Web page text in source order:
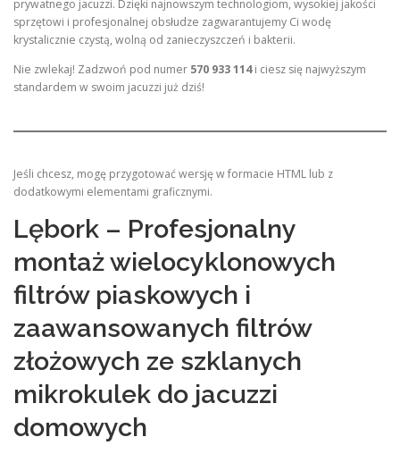
prywatnego jacuzzi. Dzięki najnowszym technologiom, wysokiej jakości
sprzętowi i profesjonalnej obsłudze zagwarantujemy Ci wodę
krystalicznie czystą, wolną od zanieczyszczeń i bakterii.
Nie zwlekaj! Zadzwoń pod numer 570 933 114i ciesz się najwyższym
standardem w swoim jacuzzi już dziś!
Jeśli chcesz, mogę przygotować wersję w formacie HTML lub z
dodatkowymi elementami graficznymi.
Lębork – Profesjonalny
montaż wielocyklonowych
filtrów piaskowych i
zaawansowanych filtrów
złożowych ze szklanych
mikrokulek do jacuzzi
domowych